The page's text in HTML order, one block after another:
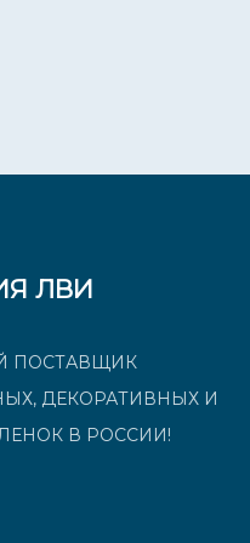
ЛВИ
ПОСТАВЩИК
ДЕКОРАТИВНЫХ И
В РОССИИ!